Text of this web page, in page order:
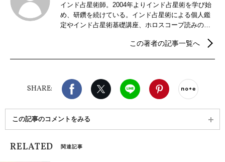
インド占星術師。2004年よりインド占星術を学び始
め、研鑽を続けている。インド占星術による個人鑑
定やインド占星術基礎講座、ホロスコープ読みの講
ガ手帳の制作販売を行っている。この著者の記事一覧へ
SHARE:
Facebook X（旧twitter）
LINE Pinterest
この記事のコメントをみる
RELATED 関連記事